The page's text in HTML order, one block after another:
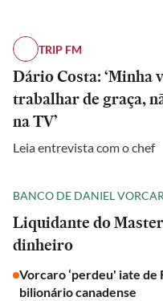
TRIP FM
Dário Costa: ‘Minha
trabalhar de graça,
na TV’
Leia entrevista com o chef
BANCO DE DANIEL
Liquidante do
dinheiro
Vorcaro ‘perdeu' iate de
bilionário canadense